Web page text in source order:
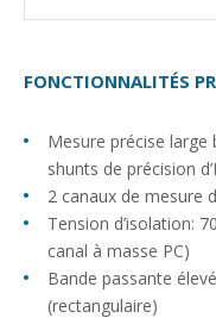
FONCTIONNALITÉS
Mesure précise large
shunts de précision
2 canaux de mesure
Tension d’isolation:
canal à masse PC)
Bande passante
(rectangulaire)